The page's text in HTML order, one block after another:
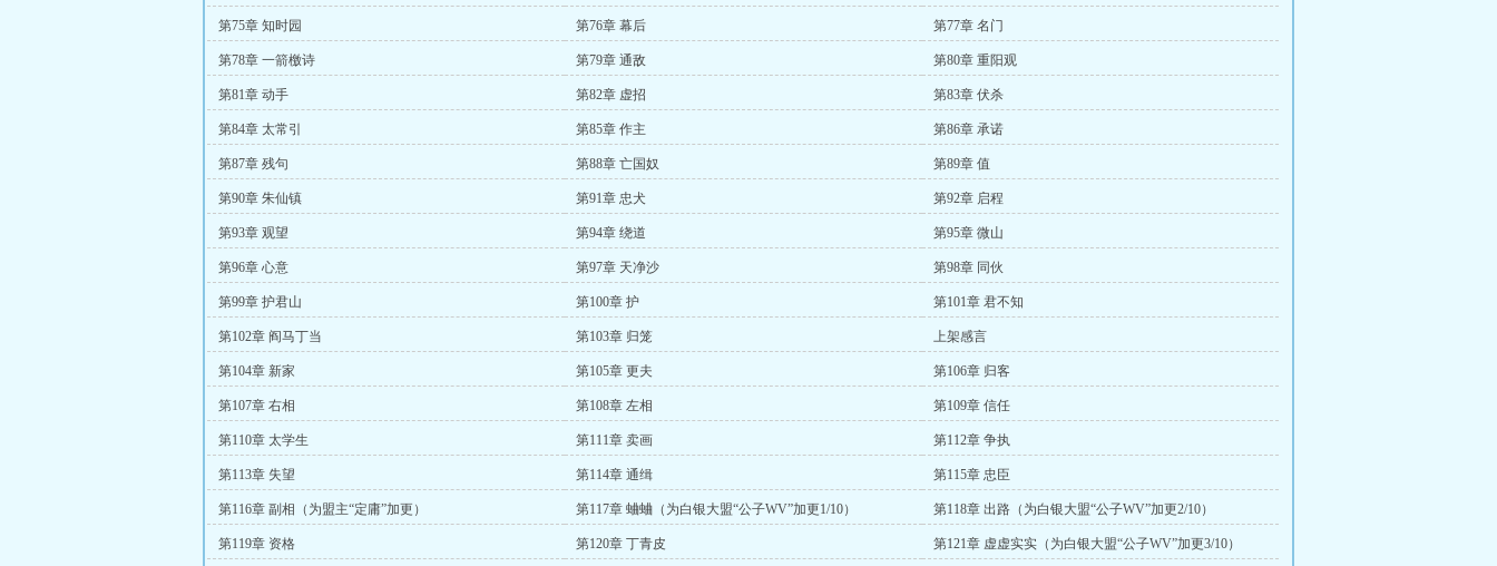
第75章 知时园 第76章 幕后 第77章 名门
第78章 一箭檄诗 第79章 通敌 第80章 重阳观
第81章 动手 第82章 虚招 第83章 伏杀
第84章 太常引 第85章 作主 第86章 承诺
第87章 残句 第88章 亡国奴 第89章 值
第90章 朱仙镇 第91章 忠犬 第92章 启程
第93章 观望 第94章 绕道 第95章 微山
第96章 心意 第97章 天净沙 第98章 同伙
第99章 护君山 第100章 护 第101章 君不知
第102章 阎马丁当 第103章 归笼 上架感言
第104章 新家 第105章 更夫 第106章 归客
第107章 右相 第108章 左相 第109章 信任
第110章 太学生 第111章 卖画 第112章 争执
第113章 失望 第114章 通缉 第115章 忠臣
第116章 副相（为盟主“定庸”加更） 第117章 蛐蛐（为白银大盟“公子WV”加更1/10） 第118章 出路（为白银大盟“公子WV”加更2/10）
第119章 资格 第120章 丁青皮 第121章 虚虚实实（为白银大盟“公子WV”加更3/10）